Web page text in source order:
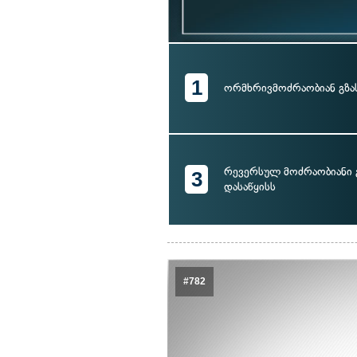
1 ორმხრივმოძრაობიან
3
რევერსულ მოძრაობიანი
დასაწყისს
#782